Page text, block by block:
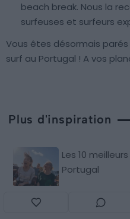
beach break. Nous la
surfeuses et surfeurs
Vous êtes désormais
surf au Portugal ! A vos
Plus d'inspiration
Les 10
Portugal